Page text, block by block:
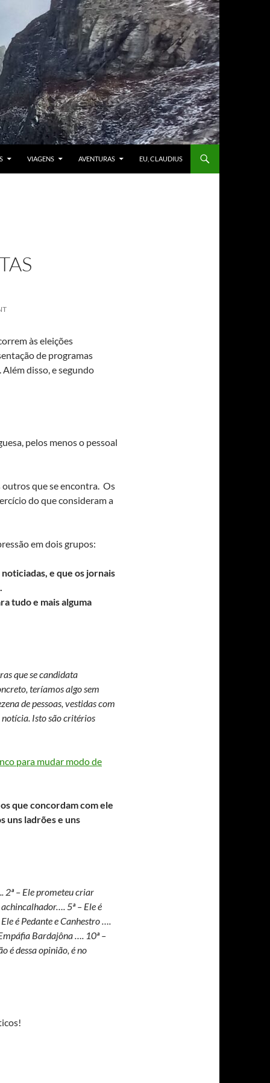
VIAGENS AVENTURAS EU, CLAUDIUS
às eleições
de programas
Além disso, e segundo
pelos menos o pessoal
que se encontra. Os
do que consideram a
em dois grupos:
e que os jornais
tudo e mais alguma
que se candidata
teríamos algo sem
de pessoas, vestidas com
Isto são critérios
para mudar modo de
que concordam com ele
uns ladrões e uns
2ª – Ele prometeu criar
5ª – Ele é
é Pedante e Canhestro ….
Bardajôna …. 10ª –
é dessa opinião, é no